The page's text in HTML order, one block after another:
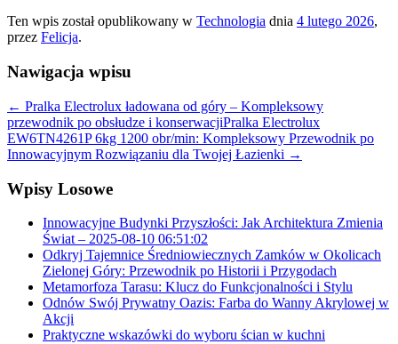
Ten wpis został opublikowany w Technologia dnia 4 lutego 2026,
przez Felicja.
Nawigacja wpisu
← Pralka Electrolux ładowana od góry – Kompleksowy
przewodnik po obsłudze i konserwacjiPralka Electrolux
EW6TN4261P 6kg 1200 obr/min: Kompleksowy Przewodnik po
Innowacyjnym Rozwiązaniu dla Twojej Łazienki →
Wpisy Losowe
Innowacyjne Budynki Przyszłości: Jak Architektura Zmienia
Świat – 2025-08-10 06:51:02
Odkryj Tajemnice Średniowiecznych Zamków w Okolicach
Zielonej Góry: Przewodnik po Historii i Przygodach
Metamorfoza Tarasu: Klucz do Funkcjonalności i Stylu
Odnów Swój Prywatny Oazis: Farba do Wanny Akrylowej w
Akcji
Praktyczne wskazówki do wyboru ścian w kuchni